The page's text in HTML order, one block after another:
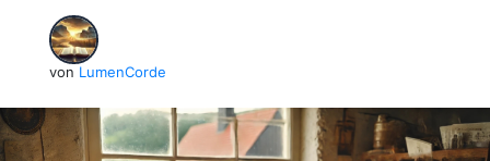
von LumenCorde